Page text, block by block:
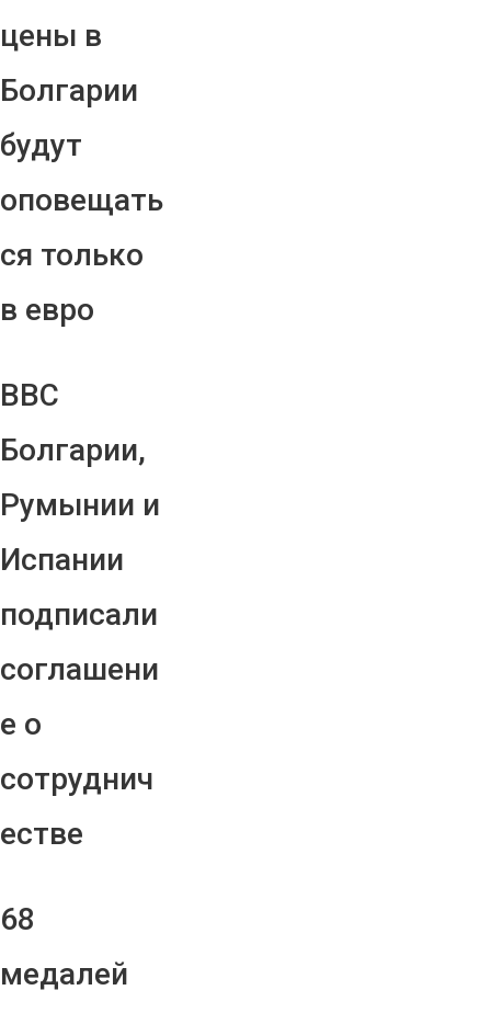
цены в
Болгарии
будут
оповещать
ся только
в евро
ВВС
Болгарии,
Румынии и
Испании
подписали
соглашени
е о
сотруднич
естве
68
медалей